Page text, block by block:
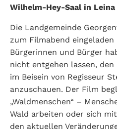
Wilhelm-Hey-Saal in Leina
Die Landgemeinde
zum Filmabend
Bürgerinnen und Bürger
nicht entgehen lassen, den
im Beisein von Regisseur
anzuschauen. Der Film
„Waldmenschen“ –
Wald arbeiten oder sich
den aktuellen